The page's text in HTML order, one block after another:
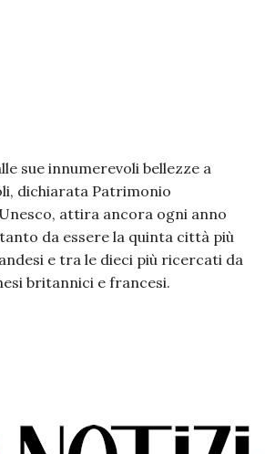
sue innumerevoli bellezze a
dichiarata Patrimonio
attira ancora ogni anno
da essere la quinta città più
e tra le dieci più ricercati da
britannici e francesi.